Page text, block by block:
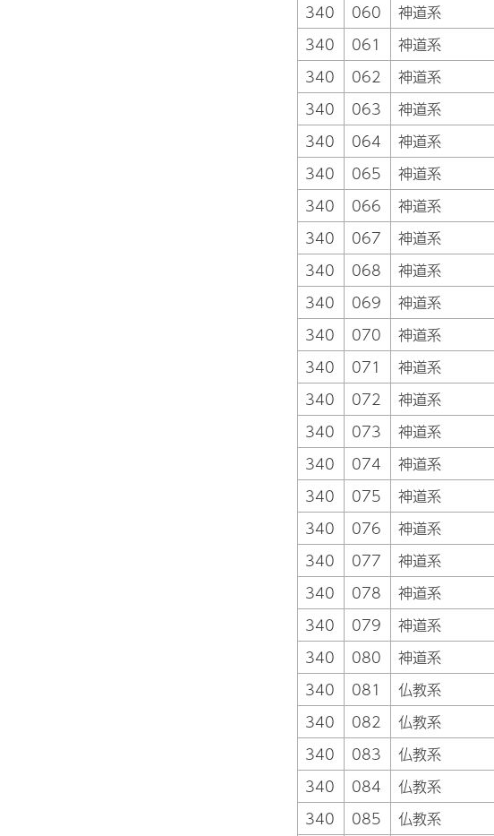
340
060 神道系
340
061 神道系
340
062 神道系
340
063 神道系
340
064 神道系
340
065 神道系
340
066 神道系
340
067 神道系
340
068 神道系
340
069 神道系
340
070 神道系
340
071 神道系
340
072 神道系
340
073 神道系
340
074 神道系
340
075 神道系
340
076 神道系
340
077 神道系
340
078 神道系
340
079 神道系
340
080 神道系
340
081 仏教系
340
082 仏教系
340
083 仏教系
340
084 仏教系
340
085 仏教系